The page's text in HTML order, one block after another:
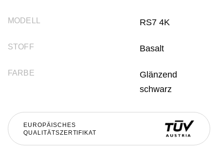
MODELL RS7 4K
STOFF Basalt
FARBE
Glänzend
schwarz
EUROPÄISCHES
QUALITÄTSZERTIFIKAT